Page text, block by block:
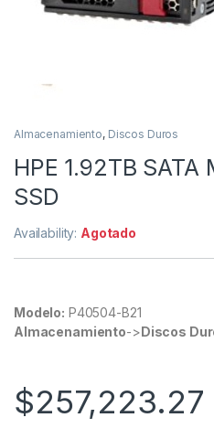
Almacenamiento, Discos Duros
HPE 1.92TB SATA
SSD
Availability: Agotado
Modelo: P40504-B21
Almacenamiento->Discos
$257,223.27